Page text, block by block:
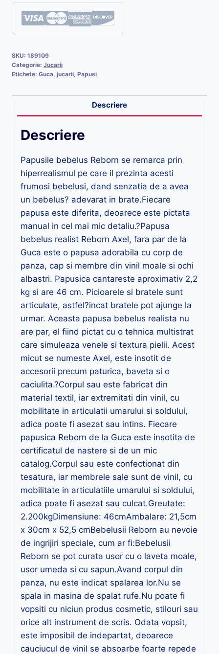
SKU: 189109
Categorie: Jucarii
Etichete: Guca jucarii Papusi
Descriere
Descriere
Papusile bebelus Reborn se remarca prin
hiperrealismul pe care il prezinta acesti
frumosi bebelusi, dand senzatia de a avea
un bebelus? adevarat in brate.Fiecare
papusa este diferita, deoarece este pictata
manual in cel mai mic detaliu.?Papusa
bebelus realist Reborn Axel, fara par de la
Guca este o papusa adorabila cu corp de
panza, cap si membre din vinil moale si ochi
albastri. Papusica cantareste aproximativ 2,2
kg si are 46 cm. Picioarele si bratele sunt
articulate, astfel?incat bratele pot ajunge la
urmar. Aceasta papusa bebelus realista nu
are par, el fiind pictat cu o tehnica multistrat
care simuleaza venele si textura pielii. Acest
micut se numeste Axel, este insotit de
accesorii precum paturica, baveta si o
caciulita.?Corpul sau este fabricat din
material textil, iar extremitati din vinil, cu
mobilitate in articulatii umarului si soldului,
adica poate fi asezat sau intins. Fiecare
papusica Reborn de la Guca este insotita de
certificatul de nastere si de un mic
catalog.Corpul sau este confectionat din
tesatura, iar membrele sale sunt de vinil, cu
mobilitate in articulatiile umarului si soldului,
adica poate fi asezat sau culcat.Greutate:
2.200kgDimensiune: 46cmAmbalare: 21,5cm
x 30cm x 52,5 cmBebelusii Reborn au nevoie
de ingrijiri speciale, cum ar fi:Bebelusii
Reborn se pot curata usor cu o laveta moale,
usor umeda si cu sapun.Avand corpul din
panza, nu este indicat spalarea lor.Nu se
spala in masina de spalat rufe.Nu poate fi
vopsiti cu niciun produs cosmetic, stilouri sau
orice alt instrument de scris. Odata vopsit,
este imposibil de indepartat, deoarece
cauciucul de vinil se absoarbe foarte repede